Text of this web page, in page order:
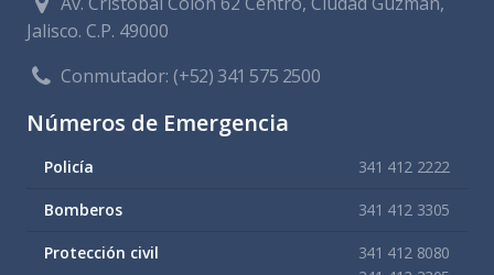
Jalisco. C.P. 49000
Conmutador:(+52) 341 575 2500
Números de Emergencia
Policía 341 412 2222
Bomberos 341 412 3305
Protección civil
341 412 8080